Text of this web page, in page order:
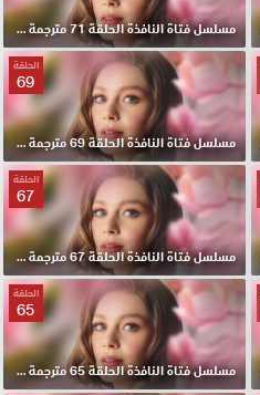
مسلسل فتاة النافذة الحلقة 71 مترجمة HD
الحلقة
69
مسلسل فتاة النافذة الحلقة 69 مترجمة HD
الحلقة
67
مسلسل فتاة النافذة الحلقة 67 مترجمة HD
الحلقة
65
مسلسل فتاة النافذة الحلقة 65 مترجمة HD